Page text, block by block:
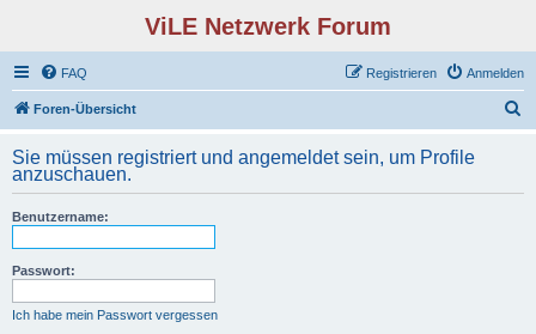
ViLE Netzwerk Forum
FAQ Anmelden
Registrieren
Foren-Übersicht
h
Sie müssen registriert und angemeldet sein, um Profile
anzuschauen.
Benutzername:
Passwort:
Ich habe mein Passwort vergessen